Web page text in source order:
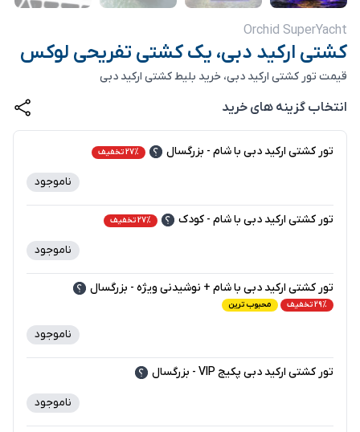
Orchid SuperYacht
کشتی ارکید دبی، یک کشتی تفریحی لوکس
قیمت تور کشتی ارکید دبی، خرید بلیط کشتی ارکید دبی
انتخاب گزینه های خرید
تور کشتی ارکید دبی با شام - بزرگسال 27% تخفیف
ناموجود
تور کشتی ارکید دبی با شام - کودک 27% تخفیف
ناموجود
تور کشتی ارکید دبی با شام + نوشیدنی ویژه - بزرگسال
29% تخفیف محبوب ترین
ناموجود
تور کشتی ارکید دبی پکیج VIP - بزرگسال
ناموجود